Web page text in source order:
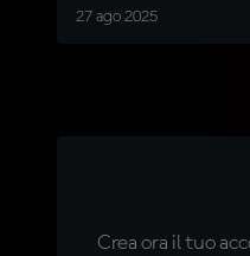
27 ago 2025
Crea ora il tuo